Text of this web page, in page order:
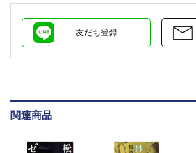
友だち登録
関連商品